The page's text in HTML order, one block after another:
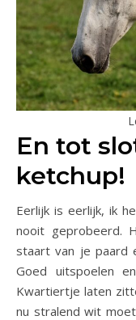
En tot
ketchup!
Eerlijk is eerlijk, ik
nooit geprobeerd.
staart van je paard
Goed uitspoelen
Kwartiertje laten
nu stralend wit